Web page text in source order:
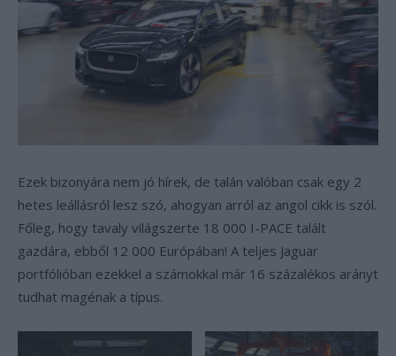
Ezek bizonyára nem jó hírek, de talán valóban csak egy 2
hetes leállásról lesz szó, ahogyan arról az angol cikk is szól.
Főleg, hogy tavaly világszerte 18 000 I-PACE talált
gazdára, ebből 12 000 Európában! A teljes Jaguar
portfólióban ezekkel a számokkal már 16 százalékos arányt
tudhat magénak a típus.